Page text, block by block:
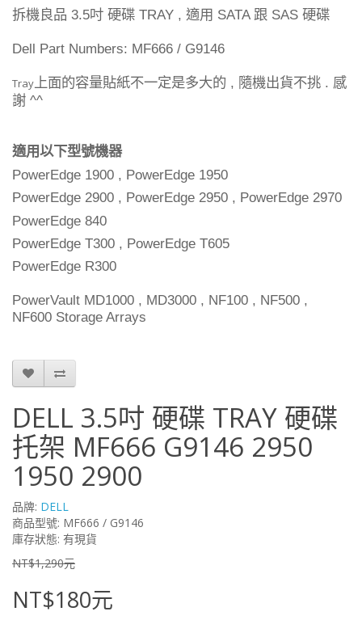
拆機良品 3.5吋 硬碟 TRAY , 適用 SATA 跟 SAS 硬碟
Dell Part Numbers: MF666 / G9146
Tray上面的容量貼紙不一定是多大的 , 隨機出貨不挑 . 感
謝 ^^
適用以下型號機器
PowerEdge 1900 , PowerEdge 1950
PowerEdge 2900 , PowerEdge 2950 , PowerEdge 2970
PowerEdge 840
PowerEdge T300 , PowerEdge T605
PowerEdge R300
PowerVault MD1000 , MD3000 , NF100 , NF500 ,
NF600 Storage Arrays
DELL 3.5吋 硬碟 TRAY 硬碟
托架 MF666 G9146 2950
1950 2900
品牌: DELL
商品型號: MF666 / G9146
庫存狀態: 有現貨
NT$1,290元
NT$180元